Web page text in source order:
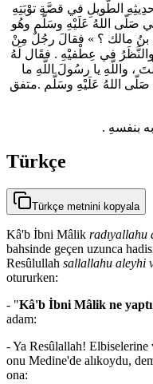
الطَّويلِ في قصَّةِ توْبَتِهِ
صَلّى اللهُ عَلَيْهِ وسَلَّم وهُو
بنُ مالك ؟ » فقالَ رجُلٌ مِنْ
في عِطْفيْهِ . فقَال لَهُ
واللَّهِ يا رسُولَ اللَّهِ ما
صَلّى اللهُ عَلَيْهِ وسَلَّم .متفق
بنفسهِ .
Türkçe
Türkçe metnini kopyala
Kâ'b İbni Mâlik radıyallahu
bahsinde geçen uzunca
Resûlullah sallallahu aleyhi
otururken:
- "Kâ'b İbni Mâlik ne
adam:
- Ya Resûlallah! Elbiselerine
onu Medine'de alıkoydu,
ona: